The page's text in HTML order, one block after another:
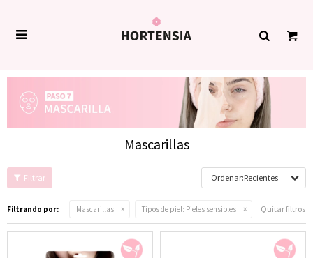

Mascarillas
Recientes
Filtrando por: Mascarillas Tipos de piel: Pieles sensibles Quitar filtros